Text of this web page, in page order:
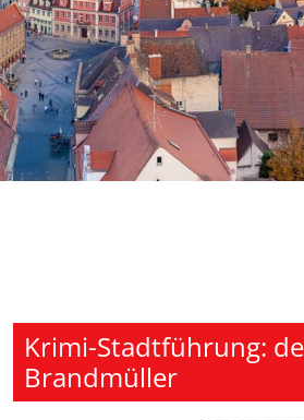
Krimi-Stadtführung:
Brandmüller